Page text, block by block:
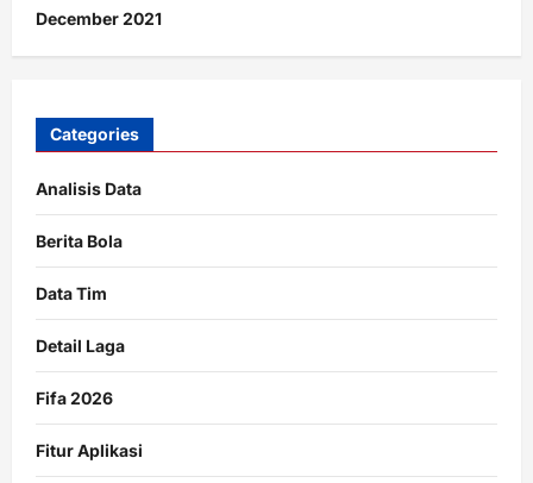
December 2021
Categories
Analisis Data
Berita Bola
Data Tim
Detail Laga
Fifa 2026
Fitur Aplikasi